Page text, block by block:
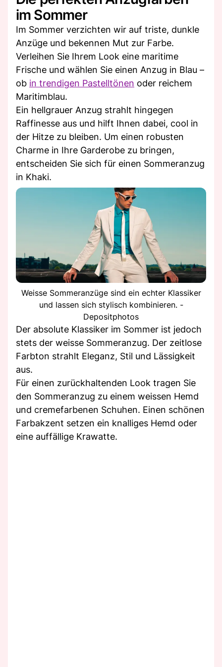
im Sommer
Im Sommer verzichten wir auf triste, dunkle
Anzüge und bekennen Mut zur Farbe.
Verleihen Sie Ihrem Look eine maritime
Frische und wählen Sie einen Anzug in Blau –
ob in trendigen Pastelltönen oder reichem
Maritimblau.
Ein hellgrauer Anzug strahlt hingegen
Raffinesse aus und hilft Ihnen dabei, cool in
der Hitze zu bleiben. Um einen robusten
Charme in Ihre Garderobe zu bringen,
entscheiden Sie sich für einen Sommeranzug
in Khaki.
Weisse Sommeranzüge sind ein echter Klassiker
und lassen sich stylisch kombinieren. -
Depositphotos
Der absolute Klassiker im Sommer ist jedoch
stets der weisse Sommeranzug. Der zeitlose
Farbton strahlt Eleganz, Stil und Lässigkeit
aus.
Für einen zurückhaltenden Look tragen Sie
den Sommeranzug zu einem weissen Hemd
und cremefarbenen Schuhen. Einen schönen
Farbakzent setzen ein knalliges Hemd oder
eine auffällige Krawatte.